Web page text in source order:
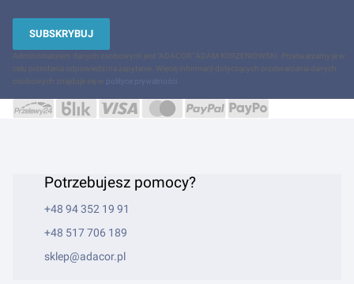
SUBSKRYBUJ
Administratorem danych osobowych jest "ADACOR" ADAM KORZENIOWSKI. Przetwarzamy je w
celu przesłania odpowiedzi na zapytanie. Więcej informacji dotyczących przetwarzania danych
osobowych znajduje się w
Potrzebujesz pomocy?
+48 94 352 19 91
+48 517 706 189
sklep@adacor.pl